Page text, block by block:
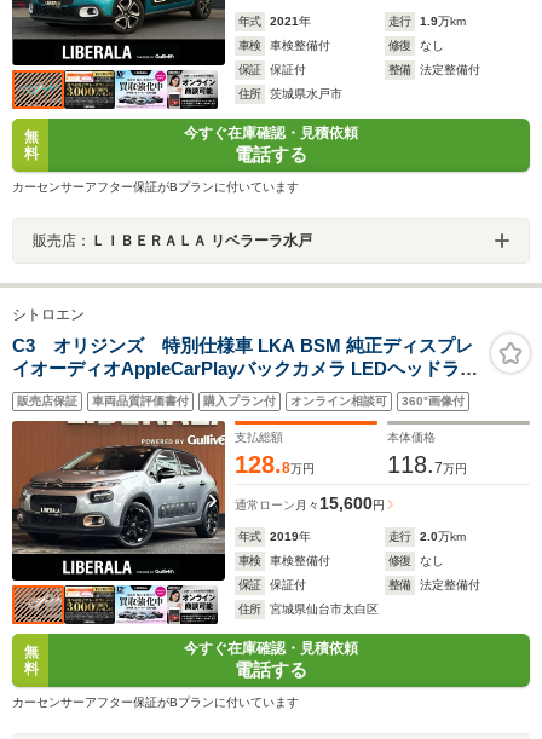
年式 2021年 走行 1.9万km
車検
車検整備付 修復
なし
保証
保証付 整備
法定整備付
住所
茨城県水戸市
無
料
今すぐ在庫確認・見積依頼
電話する
カーセンサーアフター保証がBプランに付いています
販売店： ＬＩＢＥＲＡＬＡ リベラーラ水戸
シトロエン
C3 オリジンズ 特別仕様車 LKA BSM 純正ディスプレ
イオーディオAppleCarPlayバックカメラ LEDヘッドライ
ト オートライト クルーズコントロール スマートキー 17
インチAW ステアリングスイッチ パドルシフト ETC ドラ
販売店保証 車両品質評価書付 購入プラン付 オンライン相談可 360°画像付
支払総額
128.8万円
本体価格
118.7万円
通常ローン 月々 15,600円
年式 2019年 走行 2.0万km
車検
車検整備付 修復
なし
保証
保証付 整備
法定整備付
住所
宮城県仙台市太白区
無
料
今すぐ在庫確認・見積依頼
電話する
カーセンサーアフター保証がBプランに付いています